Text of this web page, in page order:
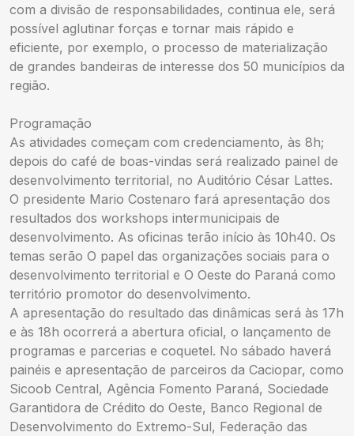
com a divisão de responsabilidades, continua ele, será
possível aglutinar forças e tornar mais rápido e
eficiente, por exemplo, o processo de materialização
de grandes bandeiras de interesse dos 50 municípios da
região.
Programação
As atividades começam com credenciamento, às 8h;
depois do café de boas-vindas será realizado painel de
desenvolvimento territorial, no Auditório César Lattes.
O presidente Mario Costenaro fará apresentação dos
resultados dos workshops intermunicipais de
desenvolvimento. As oficinas terão início às 10h40. Os
temas serão O papel das organizações sociais para o
desenvolvimento territorial e O Oeste do Paraná como
território promotor do desenvolvimento.
A apresentação do resultado das dinâmicas será às 17h
e às 18h ocorrerá a abertura oficial, o lançamento de
programas e parcerias e coquetel. No sábado haverá
painéis e apresentação de parceiros da Caciopar, como
Sicoob Central, Agência Fomento Paraná, Sociedade
Garantidora de Crédito do Oeste, Banco Regional de
Desenvolvimento do Extremo-Sul, Federação das